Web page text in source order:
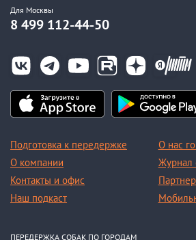
Для Москвы
8 499 112-44-50
Подготовка к передержке
О компании
Контакты и офис
Наш подкаст
О нас
Журнал
ПЕРЕДЕРЖКА СОБАК ПО ГОРОДАМ